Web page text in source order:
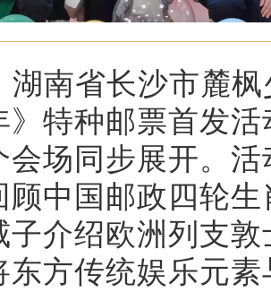
湖南省长沙市麓
》特种邮票首发
会场同步展开。
顾中国邮政四轮
子介绍欧洲列支
东方传统娱乐元